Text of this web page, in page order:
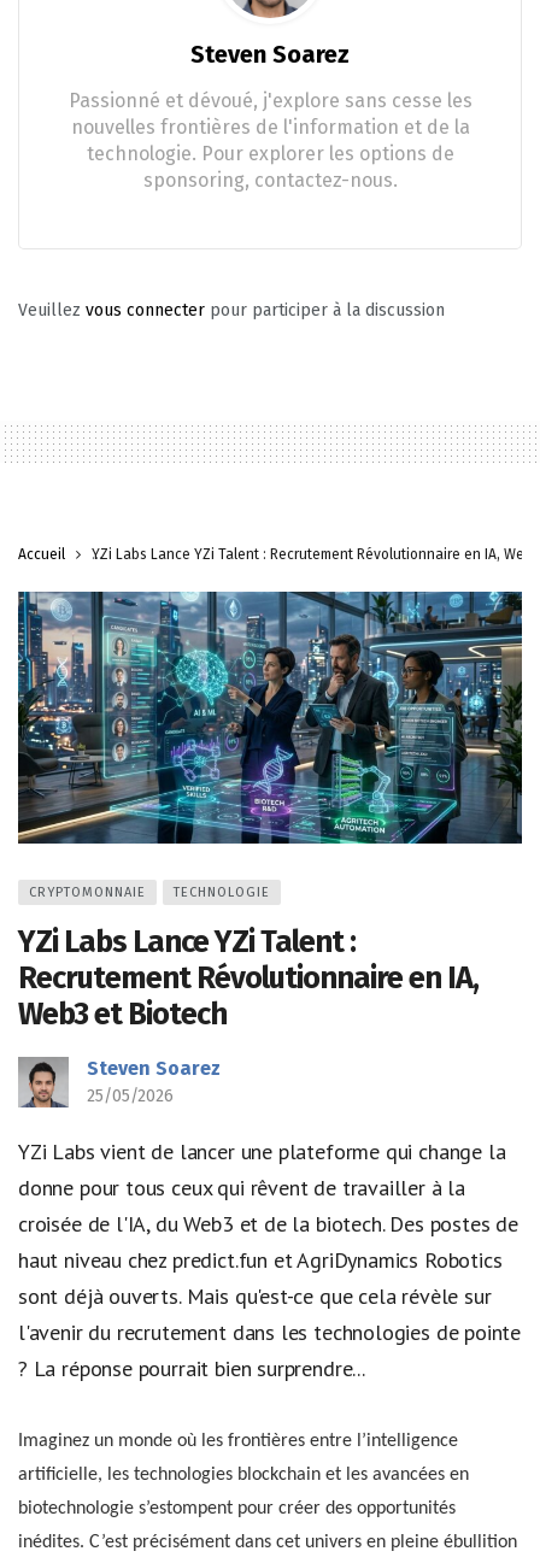
Steven Soarez
Passionné et dévoué, j'explore sans cesse les
nouvelles frontières de l'information et de la
technologie. Pour explorer les options de
sponsoring, contactez-nous.
Veuillez vous connecter pour participer à la discussion
Accueil YZi Labs Lance YZi Talent : Recrutement Révolutionnaire en IA,
CRYPTOMONNAIE TECHNOLOGIE
YZi Labs Lance YZi Talent :
Recrutement Révolutionnaire en IA,
Web3 et Biotech
Steven Soarez
25/05/2026
YZi Labs vient de lancer une plateforme qui change la
donne pour tous ceux qui rêvent de travailler à la
croisée de l'IA, du Web3 et de la biotech. Des postes de
haut niveau chez predict.fun et AgriDynamics Robotics
sont déjà ouverts. Mais qu'est-ce que cela révèle sur
l'avenir du recrutement dans les technologies de pointe
? La réponse pourrait bien surprendre...
Imaginez un monde où les frontières entre l’intelligence
artificielle, les technologies blockchain et les avancées en
biotechnologie s’estompent pour créer des opportunités
inédites. C’est précisément dans cet univers en pleine ébullition